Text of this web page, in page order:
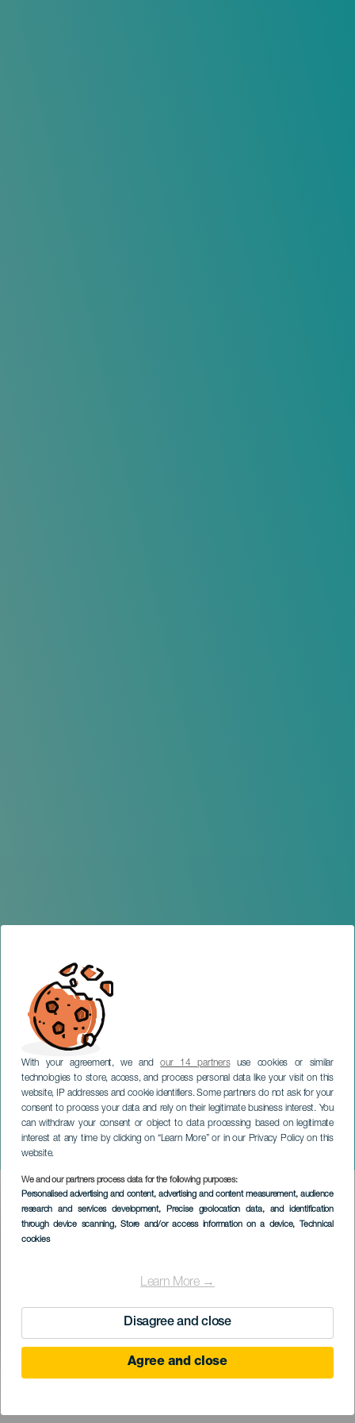
With your agreement, we andour 14 partnersuse cookies or similar
technologies to store, access, and process personal data like your visit on this
website, IP addresses and cookie identifiers. Some partners do not ask for your
consent to process your data and rely on their legitimate business interest. You
can withdraw your consent or object to data processing based on legitimate
interest at any time by clicking on “Learn More” or in our Privacy Policy on this
website.
We and our partners process data for the following purposes:
Personalised advertising and content, advertising and content measurement, audience
research and services development, Precise geolocation data, and identification
through device scanning, Store and/or access information on a device, Technical
cookies
Learn More →
Disagree and close
Agree and close
A tizedik spinell ereje
LANZAROTE
Imagen
Listado